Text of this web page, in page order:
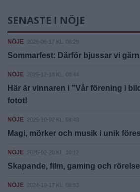
SENASTE I NÖJE
NÖJE 2026-06-17 KL. 08:29
Sommarfest: Därför bjussar vi
NÖJE 2025-12-18 KL. 08:44
Här är vinnaren i ”Vår förening i
fotot!
NÖJE 2025-10-02 KL. 08:43
Magi, mörker och musik i unik
NÖJE 2025-02-20 KL. 10:12
Skapande, film, gaming och rörelse
NÖJE 2024-10-17 KL. 08:53